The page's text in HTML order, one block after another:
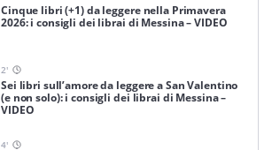
Cinque libri (+1) da leggere nella Primavera
2026: i consigli dei librai di Messina – VIDEO
2'
Sei libri sull’amore da leggere a San Valentino
(e non solo): i consigli dei librai di Messina –
VIDEO
4'